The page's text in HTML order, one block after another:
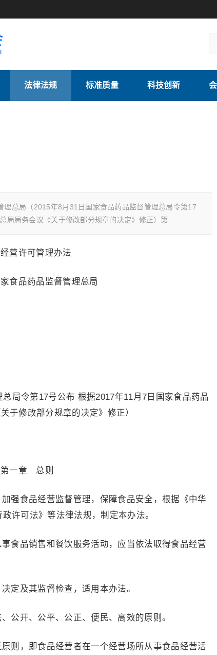
法律法规 标准质量 科技创新
总局（2015年8月31日国家食品药品监督管理总局令第17
局局务会议《关于修改部分规章的决定》修正）第
营许可管理办法
食品药品监督管理总局
总局令第17号公布 根据2017年11月7日国家食品药品
于修改部分规章的决定》修正）
第一章 总则
食品经营监督管理，保障食品安全，根据《中华
许可法》等法律法规，制定本办法。
品销售和餐饮服务活动，应当依法取得食品经营
及其监督检查，适用本办法。
开、公平、公正、便民、高效的原则。
，即食品经营者在一个经营场所从事食品经营活